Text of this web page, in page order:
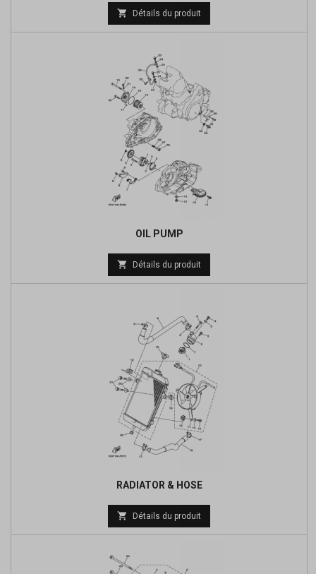
Prix
de
 Détails du produit
OIL PUMP
Prix
de
 Détails du produit
RADIATOR & HOSE
Prix
de
 Détails du produit